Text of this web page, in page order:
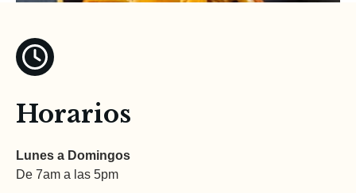
Tallarines Mar y Tierra
Horarios
Lunes a Domingos
De 7am a las 5pm